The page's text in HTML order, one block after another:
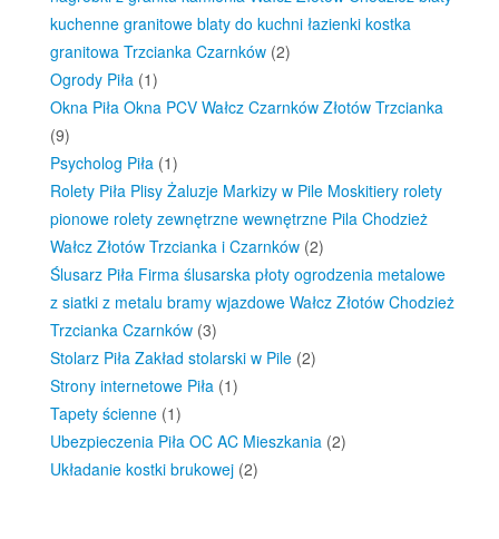
kuchenne granitowe blaty do kuchni łazienki kostka
granitowa Trzcianka Czarnków (2)
Ogrody Piła (1)
Okna Piła Okna PCV Wałcz Czarnków Złotów Trzcianka
(9)
Psycholog Piła (1)
Rolety Piła Plisy Żaluzje Markizy w Pile Moskitiery rolety
pionowe rolety zewnętrzne wewnętrzne Pila Chodzież
Wałcz Złotów Trzcianka i Czarnków (2)
Ślusarz Piła Firma ślusarska płoty ogrodzenia metalowe
z siatki z metalu bramy wjazdowe Wałcz Złotów Chodzież
Trzcianka Czarnków (3)
Stolarz Piła Zakład stolarski w Pile (2)
Strony internetowe Piła (1)
Tapety ścienne (1)
Ubezpieczenia Piła OC AC Mieszkania (2)
Układanie kostki brukowej (2)